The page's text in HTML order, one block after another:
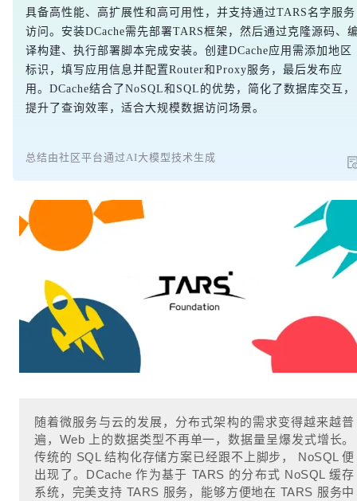
具备高性能、高扩展性和高可用性，并支持通过TARS名字服务
访问。安装DCache需先部署TARS框架，然后通过克隆源码、
译构建、执行部署脚本完成安装。创建DCache应用需添加地区
标识，填写应用信息并配置Router和Proxy服务，最后发布应
用。DCache结合了NoSQL和SQL的优势，简化了数据库交互，
提升了查询效率，适合大规模数据访问场景。
总结由社区平台通过AI大模型技术生成
随着微服务与云的发展，分布式架构的需求变得越来越普
遍，Web 上的数据类型不再单一，数据量呈爆发式增长。
传统的 SQL 结构化存储方案已经跟不上脚步， NoSQL 便
出现了。DCache 作为基于 TARS 的分布式 NoSQL 缓存
系统，完美支持 TARS 服务，能够方便地在 TARS 服务中